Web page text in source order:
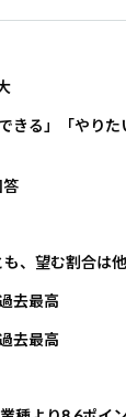
きる」「やり
、望む割合は
去最高
去最高